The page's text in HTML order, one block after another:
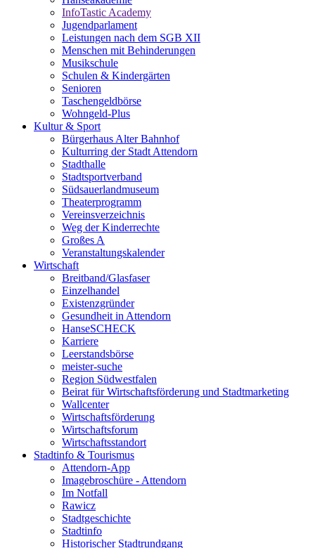
InfoTastic Academy
Jugendparlament
Leistungen nach dem SGB XII
Menschen mit Behinderungen
Musikschule
Schulen & Kindergärten
Senioren
Taschengeldbörse
Wohngeld-Plus
Kultur & Sport
Bürgerhaus Alter Bahnhof
Kulturring der Stadt Attendorn
Stadthalle
Stadtsportverband
Südsauerlandmuseum
Theaterprogramm
Vereinsverzeichnis
Weg der Kinderrechte
Großes A
Veranstaltungskalender
Wirtschaft
Breitband/Glasfaser
Einzelhandel
Existenzgründer
Gesundheit in Attendorn
HanseSCHECK
Karriere
Leerstandsbörse
meister-suche
Region Südwestfalen
Beirat für Wirtschaftsförderung und Stadtmarketing
Wallcenter
Wirtschaftsförderung
Wirtschaftsforum
Wirtschaftsstandort
Stadtinfo & Tourismus
Attendorn-App
Imagebroschüre - Attendorn
Im Notfall
Rawicz
Stadtgeschichte
Stadtinfo
Historischer Stadtrundgang